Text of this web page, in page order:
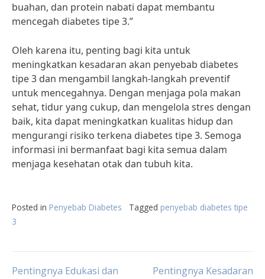
buahan, dan protein nabati dapat membantu
mencegah diabetes tipe 3.”
Oleh karena itu, penting bagi kita untuk
meningkatkan kesadaran akan penyebab diabetes
tipe 3 dan mengambil langkah-langkah preventif
untuk mencegahnya. Dengan menjaga pola makan
sehat, tidur yang cukup, dan mengelola stres dengan
baik, kita dapat meningkatkan kualitas hidup dan
mengurangi risiko terkena diabetes tipe 3. Semoga
informasi ini bermanfaat bagi kita semua dalam
menjaga kesehatan otak dan tubuh kita.
Posted in Penyebab Diabetes Tagged penyebab diabetes tipe
3
Pentingnya Edukasi dan
Pentingnya Kesadaran